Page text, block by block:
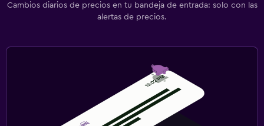
Cambios diarios de precios en tu bandeja de entrada: solo con las
alertas de precios.